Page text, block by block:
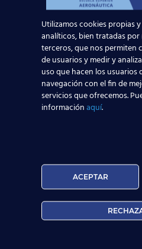
El Prat se
el epicentro
Vueling
Transcurridos diez
que se pusieron a la
billetes de la Compañía
Utilizamos cookies propias
analíticos, bien tratadas
terceros, que nos permiten
de usuarios y medir y
uso que hacen los usuarios
navegación con el fin de
servicios que ofrecemos.
informaciónaquí.
ACEPTAR